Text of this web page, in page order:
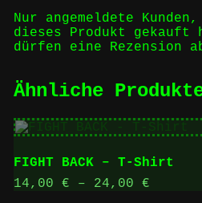
Nur angemeldete
dieses Produkt gekauft
dürfen eine Rezension
Ähnliche
FIGHT BACK – T-Shirt
14,00 € – 24,00 €